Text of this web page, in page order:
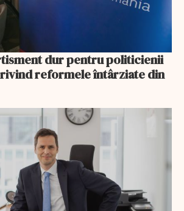
dur pentru politicienii
reformele întârziate din